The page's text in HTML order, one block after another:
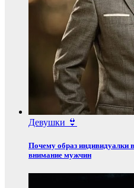
Девушки 👙
Почему образ индивидуалки
внимание мужчин